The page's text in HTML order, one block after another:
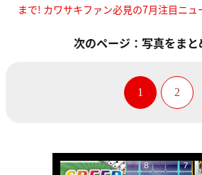
まで! カワサキファン必見の7月注目ニュ
次のページ：写真をまと
1 2